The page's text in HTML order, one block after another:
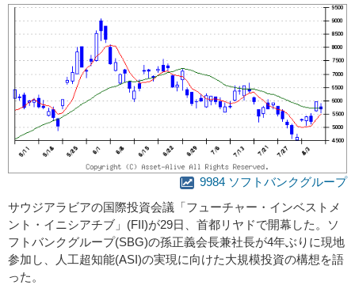
9984 ソフトバンクグループ
サウジアラビアの国際投資会議「フューチャー・インベストメ
ント・イニシアチブ」(FII)が29日、首都リヤドで開幕した。ソ
フトバンクグループ(SBG)の孫正義会長兼社長が4年ぶりに現地
参加し、人工超知能(ASI)の実現に向けた大規模投資の構想を語
った。